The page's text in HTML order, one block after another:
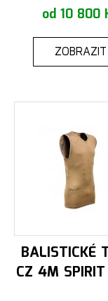
od 10 800
ZOBRAZIT
BALISTICKÉ
CZ 4M SPIRIT